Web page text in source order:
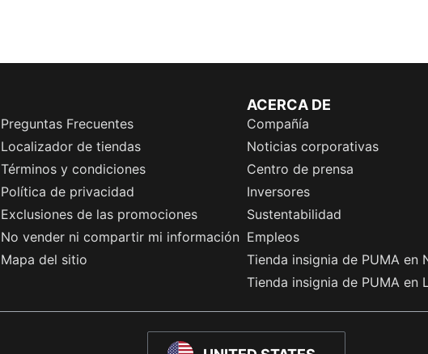
Preguntas Frecuentes
Localizador de tiendas
Términos y condiciones
Política de privacidad
Exclusiones de las promociones
No vender ni compartir mi información
Mapa del sitio
ACERCA DE
Compañía
Noticias corporativas
Centro de prensa
Inversores
Sustentabilidad
Empleos
Tienda insignia de PUMA en
Tienda insignia de PUMA en